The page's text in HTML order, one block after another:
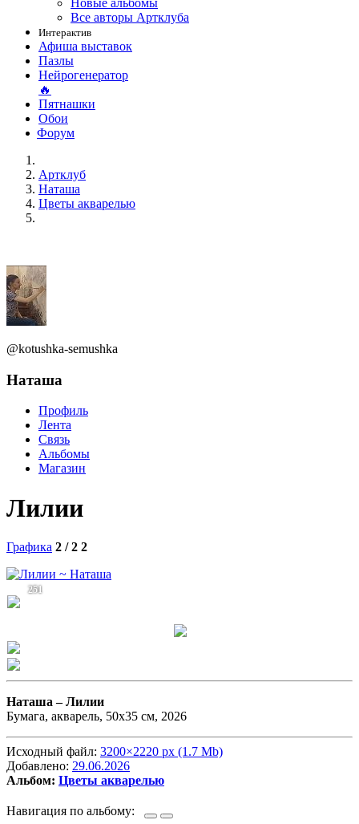
Новые альбомы
Все авторы Артклуба
Интерактив
Афиша выставок
Пазлы
Нейрогенератор
🔥
Пятнашки
Обои
Форум
Артклуб
Наташа
Цветы акварелью
@kotushka-semushka
Наташа
Профиль
Лента
Связь
Альбомы
Магазин
Лилии
Графика 2 / 2 2
251
Наташа –Лилии
Бумага, акварель, 50х35 см, 2026
Исходный файл: 3200×2220 px (1.7 Mb)
Добавлено: 29.06.2026
Альбом: Цветы акварелью
Навигация по альбому: